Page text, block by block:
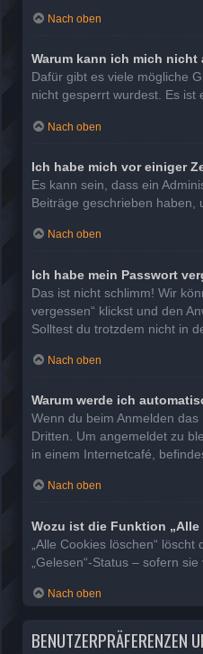
Nach oben
Warum kann ich mich nicht
Dafür gibt es viele mögliche
nicht gesperrt wurdest. Es ist
Nach oben
Ich habe mich vor einiger
Es kann sein, dass ein
Beiträge geschrieben haben,
Nach oben
Ich habe mein Passwort
Das ist nicht schlimm! Wir
vergessen“ klickst und den
Solltest du trotzdem nicht in
Nach oben
Warum werde ich
Wenn du beim Anmelden
Dritten. Um angemeldet zu
in einem Internetcafé,
Nach oben
Wozu ist die Funktion
„Alle Cookies löschen“
„Gelesen“-Status – sofern
Nach oben
BENUTZERPRÄFERENZEN